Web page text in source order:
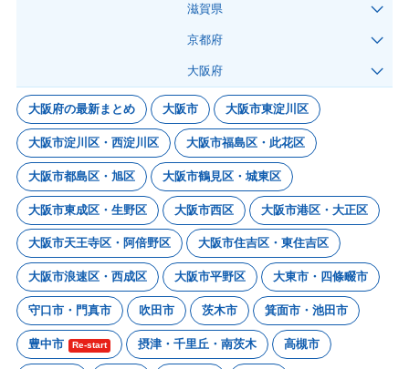
滋賀県
京都府
大阪府
大阪府の最新まとめ 大阪市 大阪市東淀川区
大阪市淀川区・西淀川区 大阪市福島区・此花区
大阪市都島区・旭区 大阪市鶴見区・城東区
大阪市東成区・生野区 大阪市西区 大阪市港区・大正区
大阪市天王寺区・阿倍野区 大阪市住吉区・東住吉区
大阪市浪速区・西成区 大阪市平野区 大東市・四條畷市
守口市・門真市 吹田市 茨木市 箕面市・池田市
豊中市 Re-start 摂津・千里丘・南茨木 高槻市